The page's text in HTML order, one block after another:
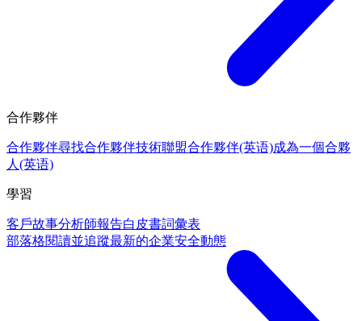
合作夥伴
合作夥伴尋找合作夥伴技術聯盟合作夥伴(英语)成為一個合夥
人(英语)
學習
客戶故事分析師報告白皮書詞彙表
部落格閱讀並追蹤最新的企業安全動態